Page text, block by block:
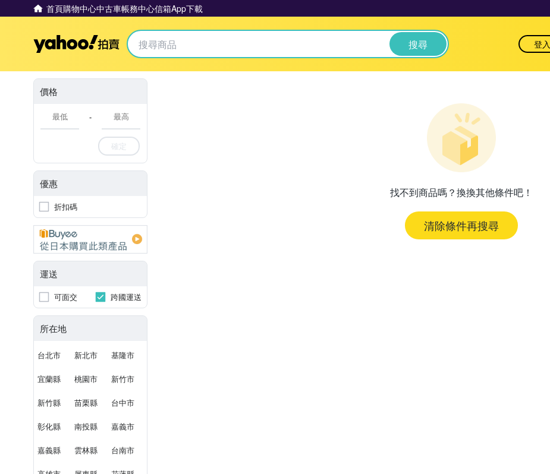
首頁購物中心中古車帳務中心信箱App下載
Yahoo拍賣 搜尋 登入
價格
-
確定
優惠
折扣碼
運送
可面交 跨國運送
所在地
台北市 新北市 基隆市
宜蘭縣 桃園市 新竹市
新竹縣 苗栗縣 台中市
彰化縣 南投縣 嘉義市
嘉義縣 雲林縣 台南市
找不到商品嗎？換換其他條件吧！
清除條件再搜尋